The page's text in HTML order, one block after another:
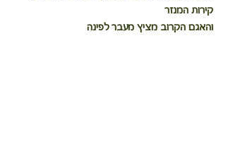
קירות המנזר
והאגם הקרוב מציץ מעבר לפינה